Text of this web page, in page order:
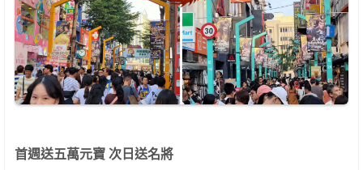
首週送五萬元寶 次日送名將